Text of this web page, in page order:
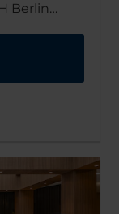
Berlin
de
conocidos
el